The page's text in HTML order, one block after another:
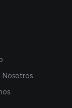
Nosotros